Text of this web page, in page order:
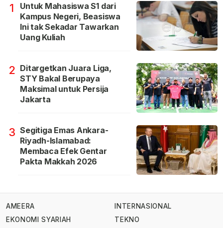
1
Untuk Mahasiswa S1 dari
Kampus Negeri, Beasiswa
Ini tak Sekadar Tawarkan
Uang Kuliah
2 Ditargetkan Juara Liga,
STY Bakal Berupaya
Maksimal untuk Persija
Jakarta
3 Segitiga Emas Ankara-
Riyadh-Islamabad:
Membaca Efek Gentar
Pakta Makkah 2026
AMEERA
EKONOMI SYARIAH
INTERNASIONAL
TEKNO